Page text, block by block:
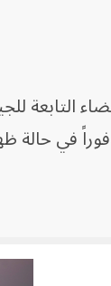
التابعة
في حالة